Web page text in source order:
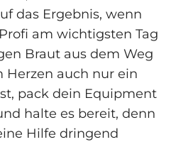
das Ergebnis, wenn
am wichtigsten Tag
Braut aus dem Weg
Herzen auch nur ein
pack dein Equipment
halte es bereit, denn
Hilfe dringend